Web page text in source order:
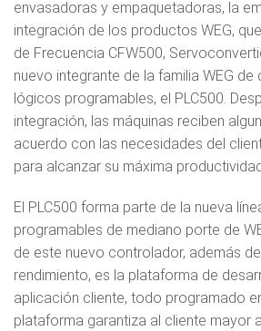
envasadoras y empaquetadoras, la
integración de los productos WEG,
de Frecuencia CFW500,
nuevo integrante de la familia WEG
lógicos programables, el PLC500.
integración, las máquinas reciben
acuerdo con las necesidades del
para alcanzar su máxima
El PLC500 forma parte de la nueva
programables de mediano porte de
de este nuevo controlador, además
rendimiento, es la plataforma de
aplicación cliente, todo programado
plataforma garantiza al cliente mayor